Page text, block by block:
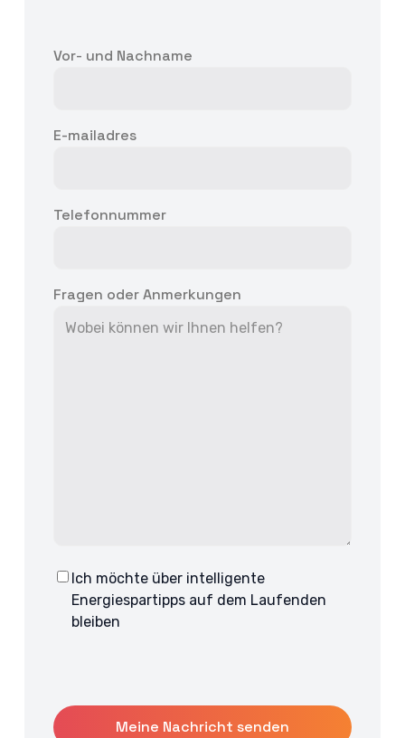
Vor- und Nachname
E-mailadres
Telefonnummer
Fragen oder Anmerkungen
Consent
Ich möchte über intelligente
Energiespartipps auf dem Laufenden
bleiben